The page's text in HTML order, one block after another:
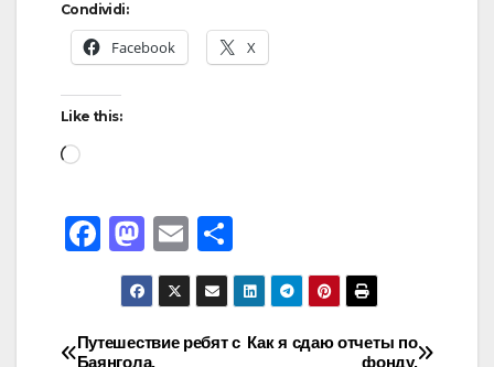
Condividi:
Facebook X
Like this:
F
e
M
a
st
o
E
m
ail
h
ar
eКак я сдаю отчеты по
фонду.
Путешествие ребят с
Баянгола.